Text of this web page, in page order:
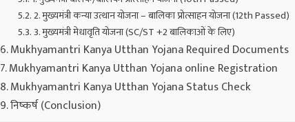
2. मुख्यमंत्री कन्या उत्थान योजना – बालिका प्रोत्साहन योजना (12th Passed)
3. मुख्यमंत्री मेधावृति योजना (SC/ST +2 बालिकाओं के लिए)
Mukhyamantri Kanya Utthan Yojana Required Documents
Mukhyamantri Kanya Utthan Yojana online Registration
Mukhyamantri Kanya Utthan Yojana Status Check
निष्कर्ष (Conclusion)